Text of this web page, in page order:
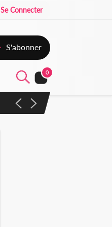
Se Connecter
S'abonner
0